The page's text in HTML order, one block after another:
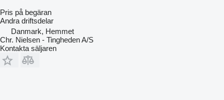
Pris på begäran
Andra driftsdelar
Danmark, Hemmet
Chr. Nielsen - Tingheden A/S
Kontakta säljaren